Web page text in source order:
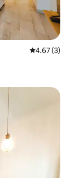
Calificación
4.67 (3)